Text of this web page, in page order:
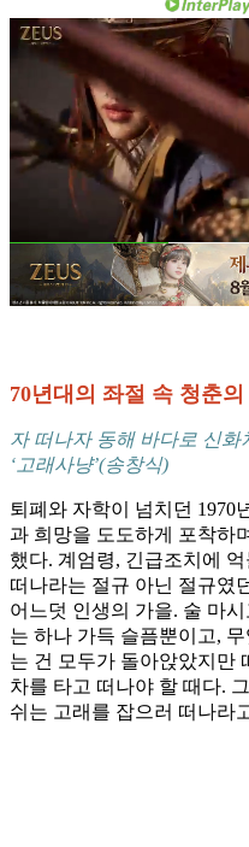
70년대의 좌절 속 청춘
자 떠나자 동해 바다로 신화
‘고래사냥’(송창식)
퇴폐와 자학이 넘치던 1970
과 희망을 도도하게 포착하
했다. 계엄령, 긴급조치에
떠나라는 절규 아닌 절규였
어느덧 인생의 가을. 술 마
는 하나 가득 슬픔뿐이고,
는 건 모두가 돌아앉았지만
차를 타고 떠나야 할 때다.
쉬는 고래를 잡으러 떠나라